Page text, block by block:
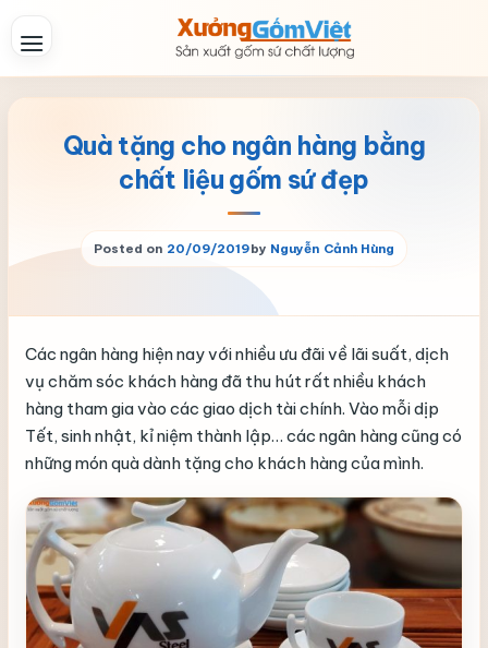
Quà tặng cho ngân hàng bằng
chất liệu gốm sứ đẹp
Posted on 20/09/2019by Nguyễn Cảnh Hùng
Các ngân hàng hiện nay với nhiều ưu đãi về lãi suất, dịch
vụ chăm sóc khách hàng đã thu hút rất nhiều khách
hàng tham gia vào các giao dịch tài chính. Vào mỗi dịp
Tết, sinh nhật, kỉ niệm thành lập… các ngân hàng cũng có
những món quà dành tặng cho khách hàng của mình.